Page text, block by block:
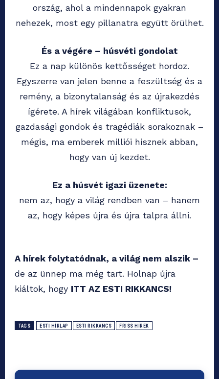
ország, ahol a mindennapok gyakran
nehezek, most egy pillanatra együtt örülhet.
És a végére – húsvéti gondolat
Ez a nap különös kettősséget hordoz.
Egyszerre van jelen benne a feszültség és a
remény, a bizonytalanság és az újrakezdés
ígérete. A hírek világában konfliktusok,
gazdasági gondok és tragédiák sorakoznak –
mégis, ma emberek milliói hisznek abban,
hogy van új kezdet.
Ez a húsvét igazi üzenete:
nem az, hogy a világ rendben van – hanem
az, hogy képes újra és újra talpra állni.
A hírek folytatódnak, a világ nem alszik –
de az ünnep ma még tart. Holnap újra
kiáltok, hogy ITT AZ ESTI RIKKANCS!
TAGS ESTI HÍRLAP ESTI RIKKANCS FRISS HÍREK